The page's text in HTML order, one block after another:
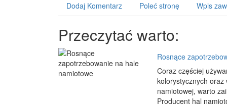
Dodaj Komentarz Poleć stronę Wpis
Przeczytać warto:
Rosnące
Coraz częściej
kolorystycznych oraz
namiotowej, warto
Producent hal